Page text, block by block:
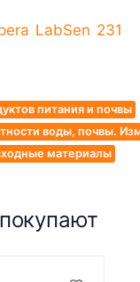
LabSen 231
питания и почвы
воды, почвы.
материалы